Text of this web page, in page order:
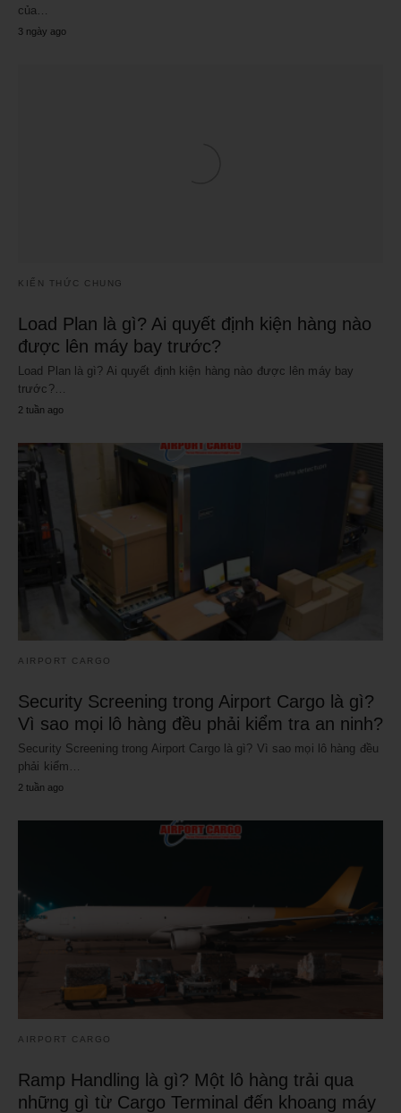
của…
3 ngày ago
KIẾN THỨC CHUNG
Load Plan là gì? Ai quyết định kiện hàng nào
được lên máy bay trước?
Load Plan là gì? Ai quyết định kiện hàng nào được lên máy bay
trước?…
2 tuần ago
AIRPORT CARGO
Security Screening trong Airport Cargo là gì?
Vì sao mọi lô hàng đều phải kiểm tra an ninh?
Security Screening trong Airport Cargo là gì? Vì sao mọi lô hàng đều
phải kiểm…
2 tuần ago
AIRPORT CARGO
Ramp Handling là gì? Một lô hàng trải qua
những gì từ Cargo Terminal đến khoang máy